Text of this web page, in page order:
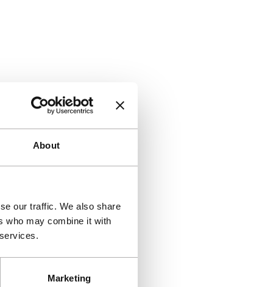
About
our traffic. We also share
who may combine it with
Marketing